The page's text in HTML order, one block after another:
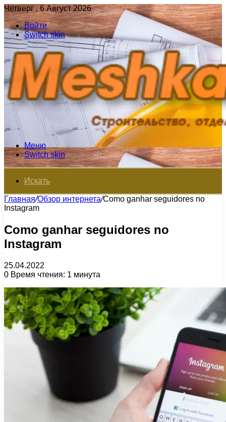
Четверг , 6 Август 2026
Войти
Switch skin
Меню
Switch skin
Искать
Главная/Обзор интернета/Como ganhar seguidores no
Instagram
Como ganhar seguidores no
Instagram
25.04.2022
0 Время чтения: 1 минута